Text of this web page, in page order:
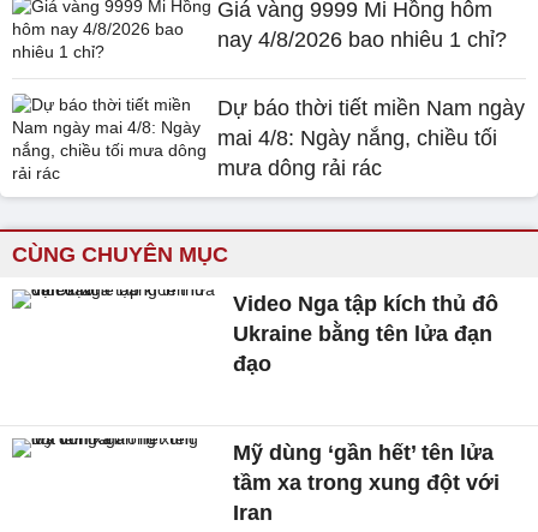
Giá vàng 9999 Mi Hồng hôm
nay 4/8/2026 bao nhiêu 1 chỉ?
Dự báo thời tiết miền Nam ngày
mai 4/8: Ngày nắng, chiều tối
mưa dông rải rác
CÙNG CHUYÊN MỤC
Video Nga tập kích thủ đô
Ukraine bằng tên lửa đạn
đạo
Mỹ dùng ‘gần hết’ tên lửa
tầm xa trong xung đột với
Iran